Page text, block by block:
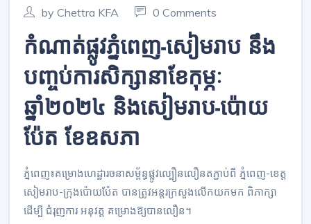
by Chettra KFA 0 Comments
កំណាត់ផ្លូវភ្នំពេញ-សៀមរាប នឹង
បញ្ចប់ការសិក្សានាខែកុម្ភៈ
ឆ្នាំ២០២៤ និងសៀមរាប-ប៉ោយ
ប៉ែត ខែឧសភា
ភ្នំពេញ៖គម្រោងហេដ្ឋារចនាសម្ព័ន្ធផ្លូវល្បឿនលឿនតភ្ជាប់ពី ភ្នំពេញ-ខេត្ត
សៀមរាប-ក្រុងប៉ោយប៉ែត បានត្រូវអន្តរក្រសួងលើកយកមក ពិភាក្សា
ដើម្បី ជំរុញការ អនុវត្ត គម្រោងឱ្យបានលឿន។